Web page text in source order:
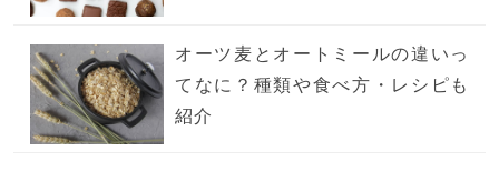
オーツ麦とオートミールの違いっ
てなに？種類や食べ方・レシピも
紹介